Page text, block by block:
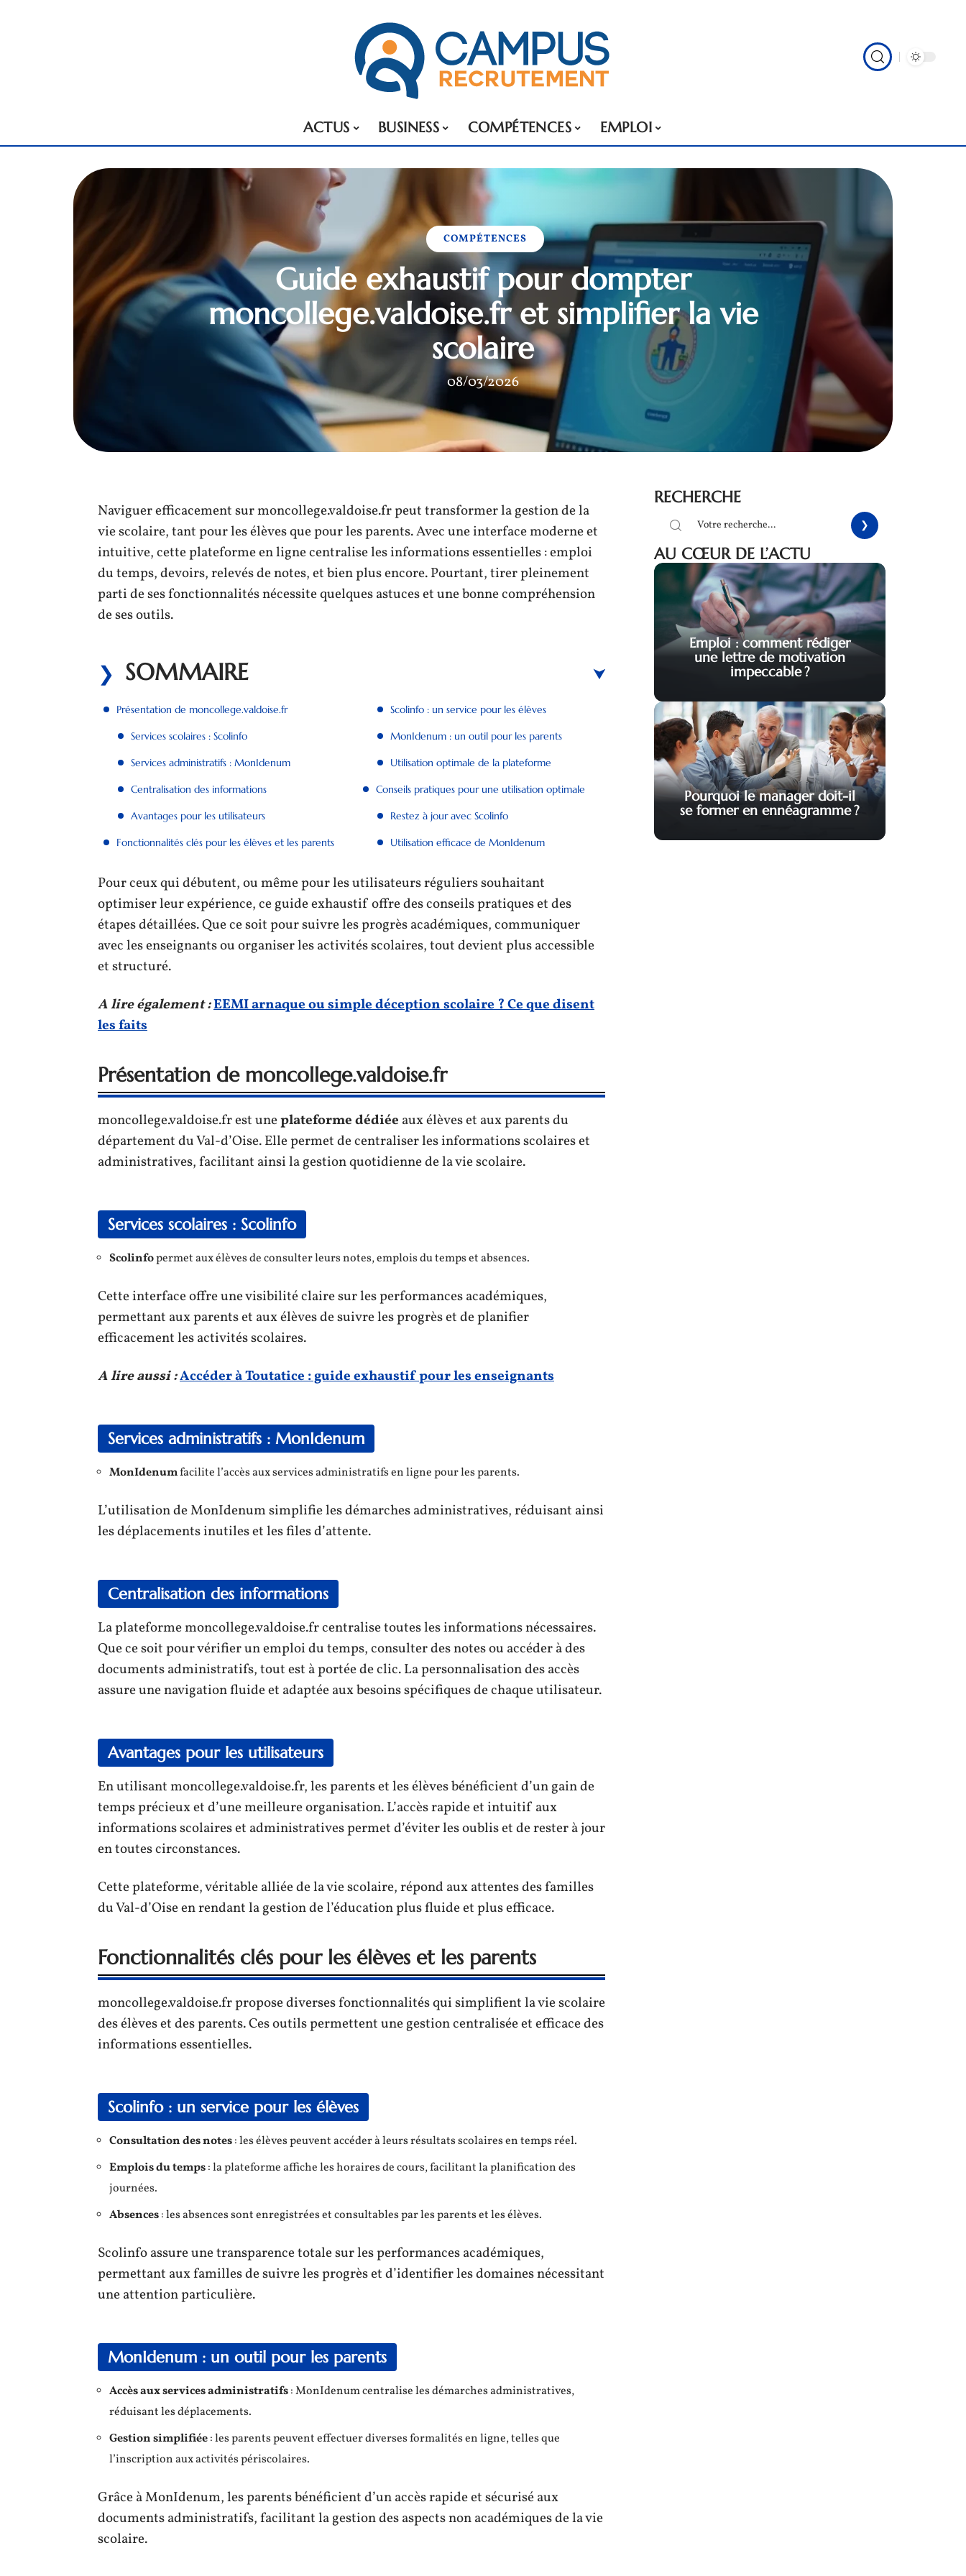
ACTUS BUSINESS COMPÉTENCES EMPLOI
COMPÉTENCES
Guide exhaustif pour dompter
moncollege.valdoise.fr et simplifier la vie
scolaire
08/03/2026
Naviguer efficacement sur moncollege.valdoise.fr peut transformer la gestion de la
vie scolaire, tant pour les élèves que pour les parents. Avec une interface moderne et
intuitive, cette plateforme en ligne centralise les informations essentielles : emploi
du temps, devoirs, relevés de notes, et bien plus encore. Pourtant, tirer pleinement
parti de ses fonctionnalités nécessite quelques astuces et une bonne compréhension
de ses outils.
SOMMAIRE
Présentation de moncollege.valdoise.fr
Services scolaires : Scolinfo
Services administratifs : MonIdenum
Centralisation des informations
Avantages pour les utilisateurs
Fonctionnalités clés pour les élèves et les parents
Scolinfo : un service pour les élèves
MonIdenum : un outil pour les parents
Utilisation optimale de la plateforme
Conseils pratiques pour une utilisation optimale
Restez à jour avec Scolinfo
Utilisation efficace de MonIdenum
Pour ceux qui débutent, ou même pour les utilisateurs réguliers souhaitant
optimiser leur expérience, ce guide exhaustif offre des conseils pratiques et des
étapes détaillées. Que ce soit pour suivre les progrès académiques, communiquer
avec les enseignants ou organiser les activités scolaires, tout devient plus accessible
et structuré.
A lire également :EEMI arnaque ou simple déception scolaire ? Ce que disent
les faits
Présentation de moncollege.valdoise.fr
moncollege.valdoise.fr est uneplateforme dédiée aux élèves et aux parents du
département du Val-d’Oise. Elle permet de centraliser les informations scolaires et
administratives, facilitant ainsi la gestion quotidienne de la vie scolaire.
Services scolaires : Scolinfo
Scolinfopermet aux élèves de consulter leurs notes, emplois du temps et absences.
Cette interface offre une visibilité claire sur les performances académiques,
permettant aux parents et aux élèves de suivre les progrès et de planifier
efficacement les activités scolaires.
A lire aussi :Accéder à Toutatice : guide exhaustif pour les enseignants
Services administratifs : MonIdenum
MonIdenumfacilite l’accès aux services administratifs en ligne pour les parents.
L’utilisation de MonIdenum simplifie les démarches administratives, réduisant ainsi
les déplacements inutiles et les files d’attente.
Centralisation des informations
La plateforme moncollege.valdoise.fr centralise toutes les informations nécessaires.
Que ce soit pour vérifier un emploi du temps, consulter des notes ou accéder à des
documents administratifs, tout est à portée de clic. La personnalisation des accès
assure une navigation fluide et adaptée aux besoins spécifiques de chaque utilisateur.
Avantages pour les utilisateurs
En utilisant moncollege.valdoise.fr, les parents et les élèves bénéficient d’un gain de
temps précieux et d’une meilleure organisation. L’accès rapide et intuitif aux
informations scolaires et administratives permet d’éviter les oublis et de rester à jour
en toutes circonstances.
Cette plateforme, véritable alliée de la vie scolaire, répond aux attentes des familles
du Val-d’Oise en rendant la gestion de l’éducation plus fluide et plus efficace.
Fonctionnalités clés pour les élèves et les parents
moncollege.valdoise.fr propose diverses fonctionnalités qui simplifient la vie scolaire
des élèves et des parents. Ces outils permettent une gestion centralisée et efficace des
informations essentielles.
Scolinfo : un service pour les élèves
Consultation des notes: les élèves peuvent accéder à leurs résultats scolaires en temps réel.
Emplois du temps: la plateforme affiche les horaires de cours, facilitant la planification des
journées.
Absences: les absences sont enregistrées et consultables par les parents et les élèves.
Scolinfo assure une transparence totale sur les performances académiques,
permettant aux familles de suivre les progrès et d’identifier les domaines nécessitant
une attention particulière.
MonIdenum : un outil pour les parents
Accès aux services administratifs: MonIdenum centralise les démarches administratives,
réduisant les déplacements.
Gestion simplifiée: les parents peuvent effectuer diverses formalités en ligne, telles que
l’inscription aux activités périscolaires.
Grâce à MonIdenum, les parents bénéficient d’un accès rapide et sécurisé aux
documents administratifs, facilitant la gestion des aspects non académiques de la vie
scolaire.
RECHERCHE
AU CŒUR DE L’ACTU
Emploi : comment rédiger
une lettre de motivation
impeccable ?
Pourquoi le manager doit-il
se former en ennéagramme ?